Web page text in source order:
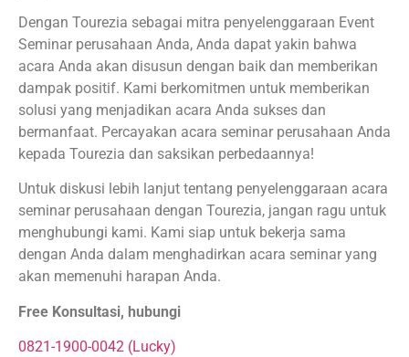
Dengan Tourezia sebagai mitra penyelenggaraan Event
Seminar perusahaan Anda, Anda dapat yakin bahwa
acara Anda akan disusun dengan baik dan memberikan
dampak positif. Kami berkomitmen untuk memberikan
solusi yang menjadikan acara Anda sukses dan
bermanfaat. Percayakan acara seminar perusahaan Anda
kepada Tourezia dan saksikan perbedaannya!
Untuk diskusi lebih lanjut tentang penyelenggaraan acara
seminar perusahaan dengan Tourezia, jangan ragu untuk
menghubungi kami. Kami siap untuk bekerja sama
dengan Anda dalam menghadirkan acara seminar yang
akan memenuhi harapan Anda.
Free Konsultasi, hubungi
0821-1900-0042 (Lucky)